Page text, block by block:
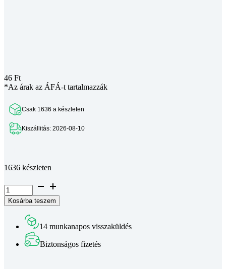
46 Ft
*Az árak az ÁFÁ-t tartalmazzák
Csak 1636 a készleten
Kiszállitás: 2026-08-10
1636 készleten
Félgömbfejű
belső
kulcsnyílású
7380
M3x20
Kosárba teszem
14 munkanapos visszaküldés
Biztonságos fizetés